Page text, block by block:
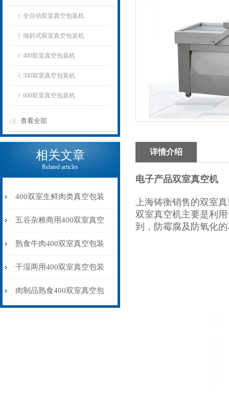
全自动双室真空包装机
倾斜式双室真空包装机
400双室真空包装机
500双室真空包装机
600双室真空包装机
查看全部
相关文章
Related articles
400双室生鲜肉类真空包装
机 食品真空包装保鲜设备
五谷杂粮商用400双室真空
包装机多少钱一台
熟食牛肉400双室真空包装
机抽气封口保鲜
干湿两用400双室真空包装
机水果蔬菜肉制品专用
肉制品熟食400双室真空包
详情介绍
电子产品双室真空机
上海铸衡销售的双室
双室真空机主要是利
到，防霉腐及防氧化